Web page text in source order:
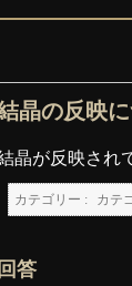
晶の反映
晶が反映され
カテゴリー : カテ
回答